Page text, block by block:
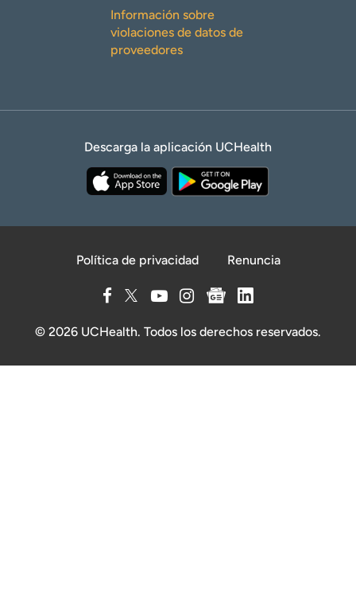
Información sobre
violaciones de datos de
proveedores
Descarga la aplicación UCHealth
Política de privacidad Renuncia
© 2026 UCHealth. Todos los derechos reservados.